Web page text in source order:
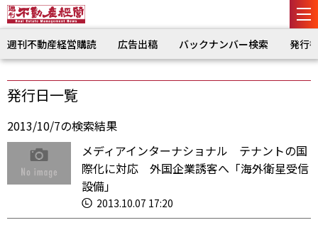
週刊不動産経営購読 広告出稿 バックナンバー検索 発行
発行日一覧
2013/10/7の検索結果
メディアインターナショナル テナントの国
際化に対応 外国企業誘客へ「海外衛星受信
設備」
2013.10.07 17:20